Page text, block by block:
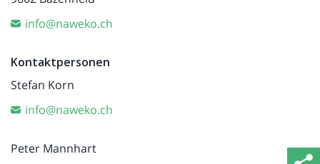
info@naweko.ch
Kontaktpersonen
Stefan Korn
info@naweko.ch
Peter Mannhart